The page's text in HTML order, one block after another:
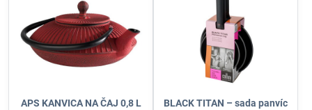
APS KANVICA NA ČAJ 0,8 L
BLACK TITAN – sada panvíc